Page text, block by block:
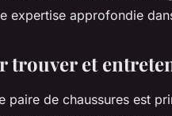
expertise approfondie
trouver et
paire de chaussures est